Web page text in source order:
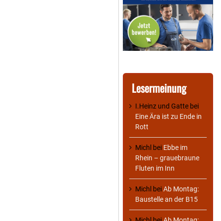
Lesermeinung
I.Heinz und Gatte bei
Eine Ära ist zu Ende in
Rott
Michl bei Ebbe im
Rhein – grauebraune
Fluten im Inn
Michl beiAb Montag:
Baustelle an der B15